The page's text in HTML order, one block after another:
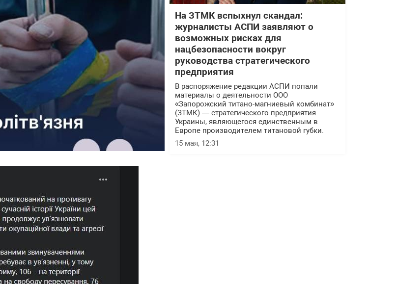
На ЗТМК вспыхнул скандал:
журналисты АСПИ заявляют о
возможных рисках для
нацбезопасности вокруг
руководства стратегического
предприятия
В распоряжение редакции АСПИ попали
материалы о деятельности ООО
«Запорожский титано-магниевый комбинат»
(ЗТМК) — стратегического предприятия
Украины, являющегося единственным в
Европе производителем титановой губки.
15 мая, 12:31